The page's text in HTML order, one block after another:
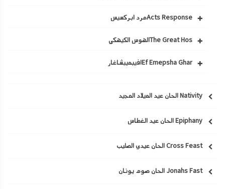
Acts Responseمرد ابركسيس
The Great Hosالهوس الكيهكي
Ef Emepsha Gharافيبميبشاغار
Nativity الحان عيد الميلاد المجيد
Epiphany الحان عيد الغطاس
Cross Feast الحان عيدي الصليب
Jonahs Fast الحان صوم يونان